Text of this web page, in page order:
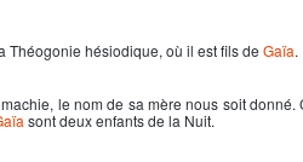
Théogonie hésiodique, où il est fils de Gaïa.
le nom de sa mère nous soit donné.
sont deux enfants de la Nuit.